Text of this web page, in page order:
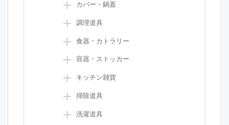
カバー・鍋蓋
調理道具
食器・カトラリー
容器・ストッカー
キッチン雑貨
掃除道具
洗濯道具